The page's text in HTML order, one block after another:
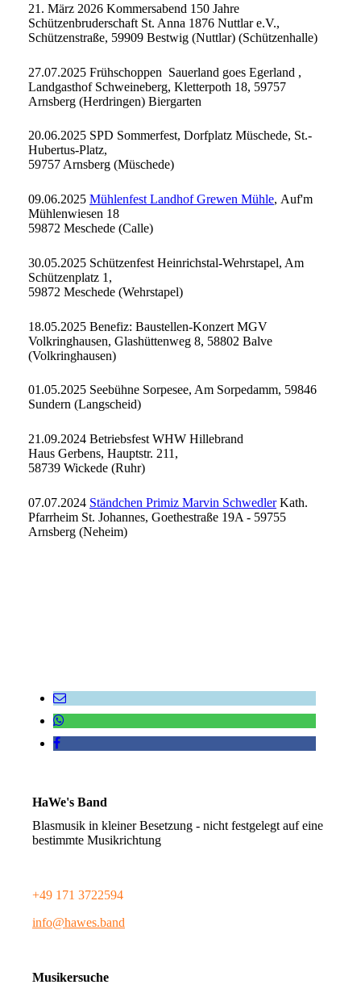
21. März 2026 Kommersabend 150 Jahre
Schützenbruderschaft St. Anna 1876 Nuttlar e.V.,
Schützenstraße, 59909 Bestwig (Nuttlar) (Schützenhalle)
27.07.2025 Frühschoppen Sauerland goes Egerland ,
Landgasthof Schweineberg, Kletterpoth 18, 59757
Arnsberg (Herdringen) Biergarten
20.06.2025 SPD Sommerfest, Dorfplatz Müschede, St.-
Hubertus-Platz,
59757 Arnsberg (Müschede)
09.06.2025 Mühlenfest Landhof Grewen Mühle, Auf'm
Mühlenwiesen 18
59872 Meschede (Calle)
30.05.2025 Schützenfest Heinrichstal-Wehrstapel, Am
Schützenplatz 1,
59872 Meschede (Wehrstapel)
18.05.2025 Benefiz: Baustellen-Konzert MGV
Volkringhausen, Glashüttenweg 8, 58802 Balve
(Volkringhausen)
01.05.2025 Seebühne Sorpesee, Am Sorpedamm, 59846
Sundern (Langscheid)
21.09.2024 Betriebsfest WHW Hillebrand
Haus Gerbens, Hauptstr. 211,
58739 Wickede (Ruhr)
07.07.2024 Ständchen Primiz Marvin SchwedlerKath.
Pfarrheim St. Johannes, Goethestraße 19A - 59755
Arnsberg (Neheim)
HaWe's Band
Blasmusik in kleiner Besetzung - nicht festgelegt auf eine
bestimmte Musikrichtung
+49 171 3722594
info@hawes.band
Musikersuche